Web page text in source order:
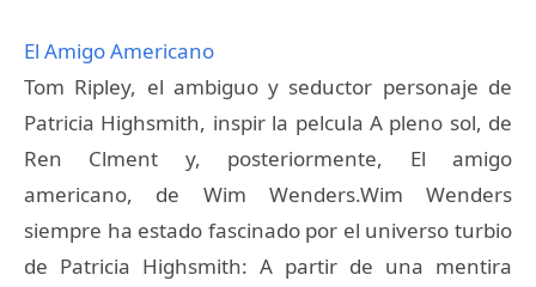
El Amigo Americano
Tom Ripley, el ambiguo y seductor personaje de
Patricia Highsmith, inspir la pelcula A pleno sol, de
Ren Clment y, posteriormente, El amigo
americano, de Wim Wenders.Wim Wenders
siempre ha estado fascinado por el universo turbio
de Patricia Highsmith: A partir de una mentira